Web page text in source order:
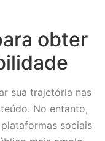
obter
sua trajetória nas
No entanto,
sociais